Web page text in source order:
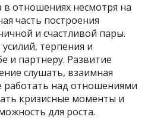
отношениях несмотря на
часть построения
и счастливой пары.
терпения и
и партнеру. Развитие
слушать, взаимная
над отношениями
кризисные моменты и
для роста.